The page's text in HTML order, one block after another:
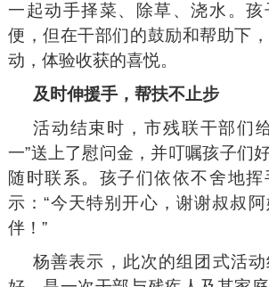
一起动手择菜、除草、浇水。孩
便，但在干部们的鼓励和帮助下
动，体验收获的喜悦。
及时伸援手，帮扶不止步
活动结束时，市残联干部们
一”送上了慰问金，并叮嘱孩子们
随时联系。孩子们依依不舍地
示：“今天特别开心，谢谢叔叔
伴！”
杨善表示，此次的组团式活动